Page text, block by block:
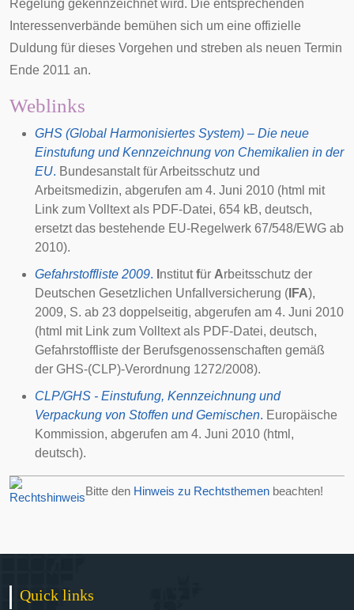
Regelung gekennzeichnet wird. Die entsprechenden
Interessenverbände bemühen sich um eine offizielle
Duldung für dieses Vorgehen und streben als neuen Termin
Ende 2011 an.
Weblinks
GHS (Global Harmonisiertes System) – Die neue
Einstufung und Kennzeichnung von Chemikalien in der
EU. Bundesanstalt für Arbeitsschutz und
Arbeitsmedizin, abgerufen am 4. Juni 2010 (html mit
Link zum Volltext als PDF-Datei, 654 kB, deutsch,
ersetzt das bestehende EU-Regelwerk 67/548/EWG ab
2010).
Gefahrstoffliste 2009. nstitutfür Arbeitsschutz der
Deutschen Gesetzlichen Unfallversicherung ( IFA),
2009, S. ab 23 doppelseitig, abgerufen am 4. Juni 2010
(html mit Link zum Volltext als PDF-Datei, deutsch,
Gefahrstoffliste der Berufsgenossenschaften gemäß
der GHS-(CLP)-Verordnung 1272/2008).
CLP/GHS - Einstufung, Kennzeichnung und
Verpackung von Stoffen und Gemischen. Europäische
Kommission, abgerufen am 4. Juni 2010 (html,
deutsch).
Bitte den Hinweis zu Rechtsthemen beachten!
Quick links